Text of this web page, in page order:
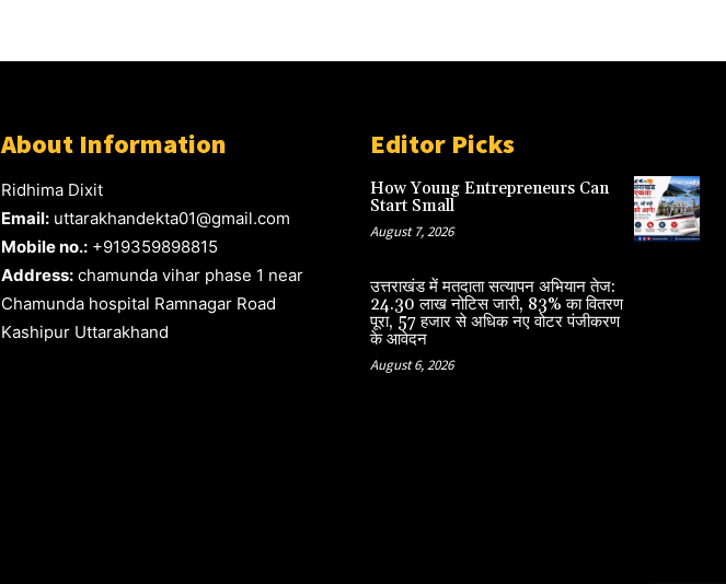
About Information
Ridhima Dixit
Email: uttarakhandekta01@gmail.com
Mobile no.: +919359898815
Address: chamunda vihar phase 1 near
Chamunda hospital Ramnagar Road
Kashipur Uttarakhand
Editor Picks
How Young Entrepreneurs Can
Start Small
August 7, 2026
उत्तराखंड में मतदाता सत्यापन अभियान तेज:
24.30 लाख नोटिस जारी, 83% का वितरण
पूरा, 57 हजार से अधिक नए वोटर पंजीकरण
के आवेदन
August 6, 2026